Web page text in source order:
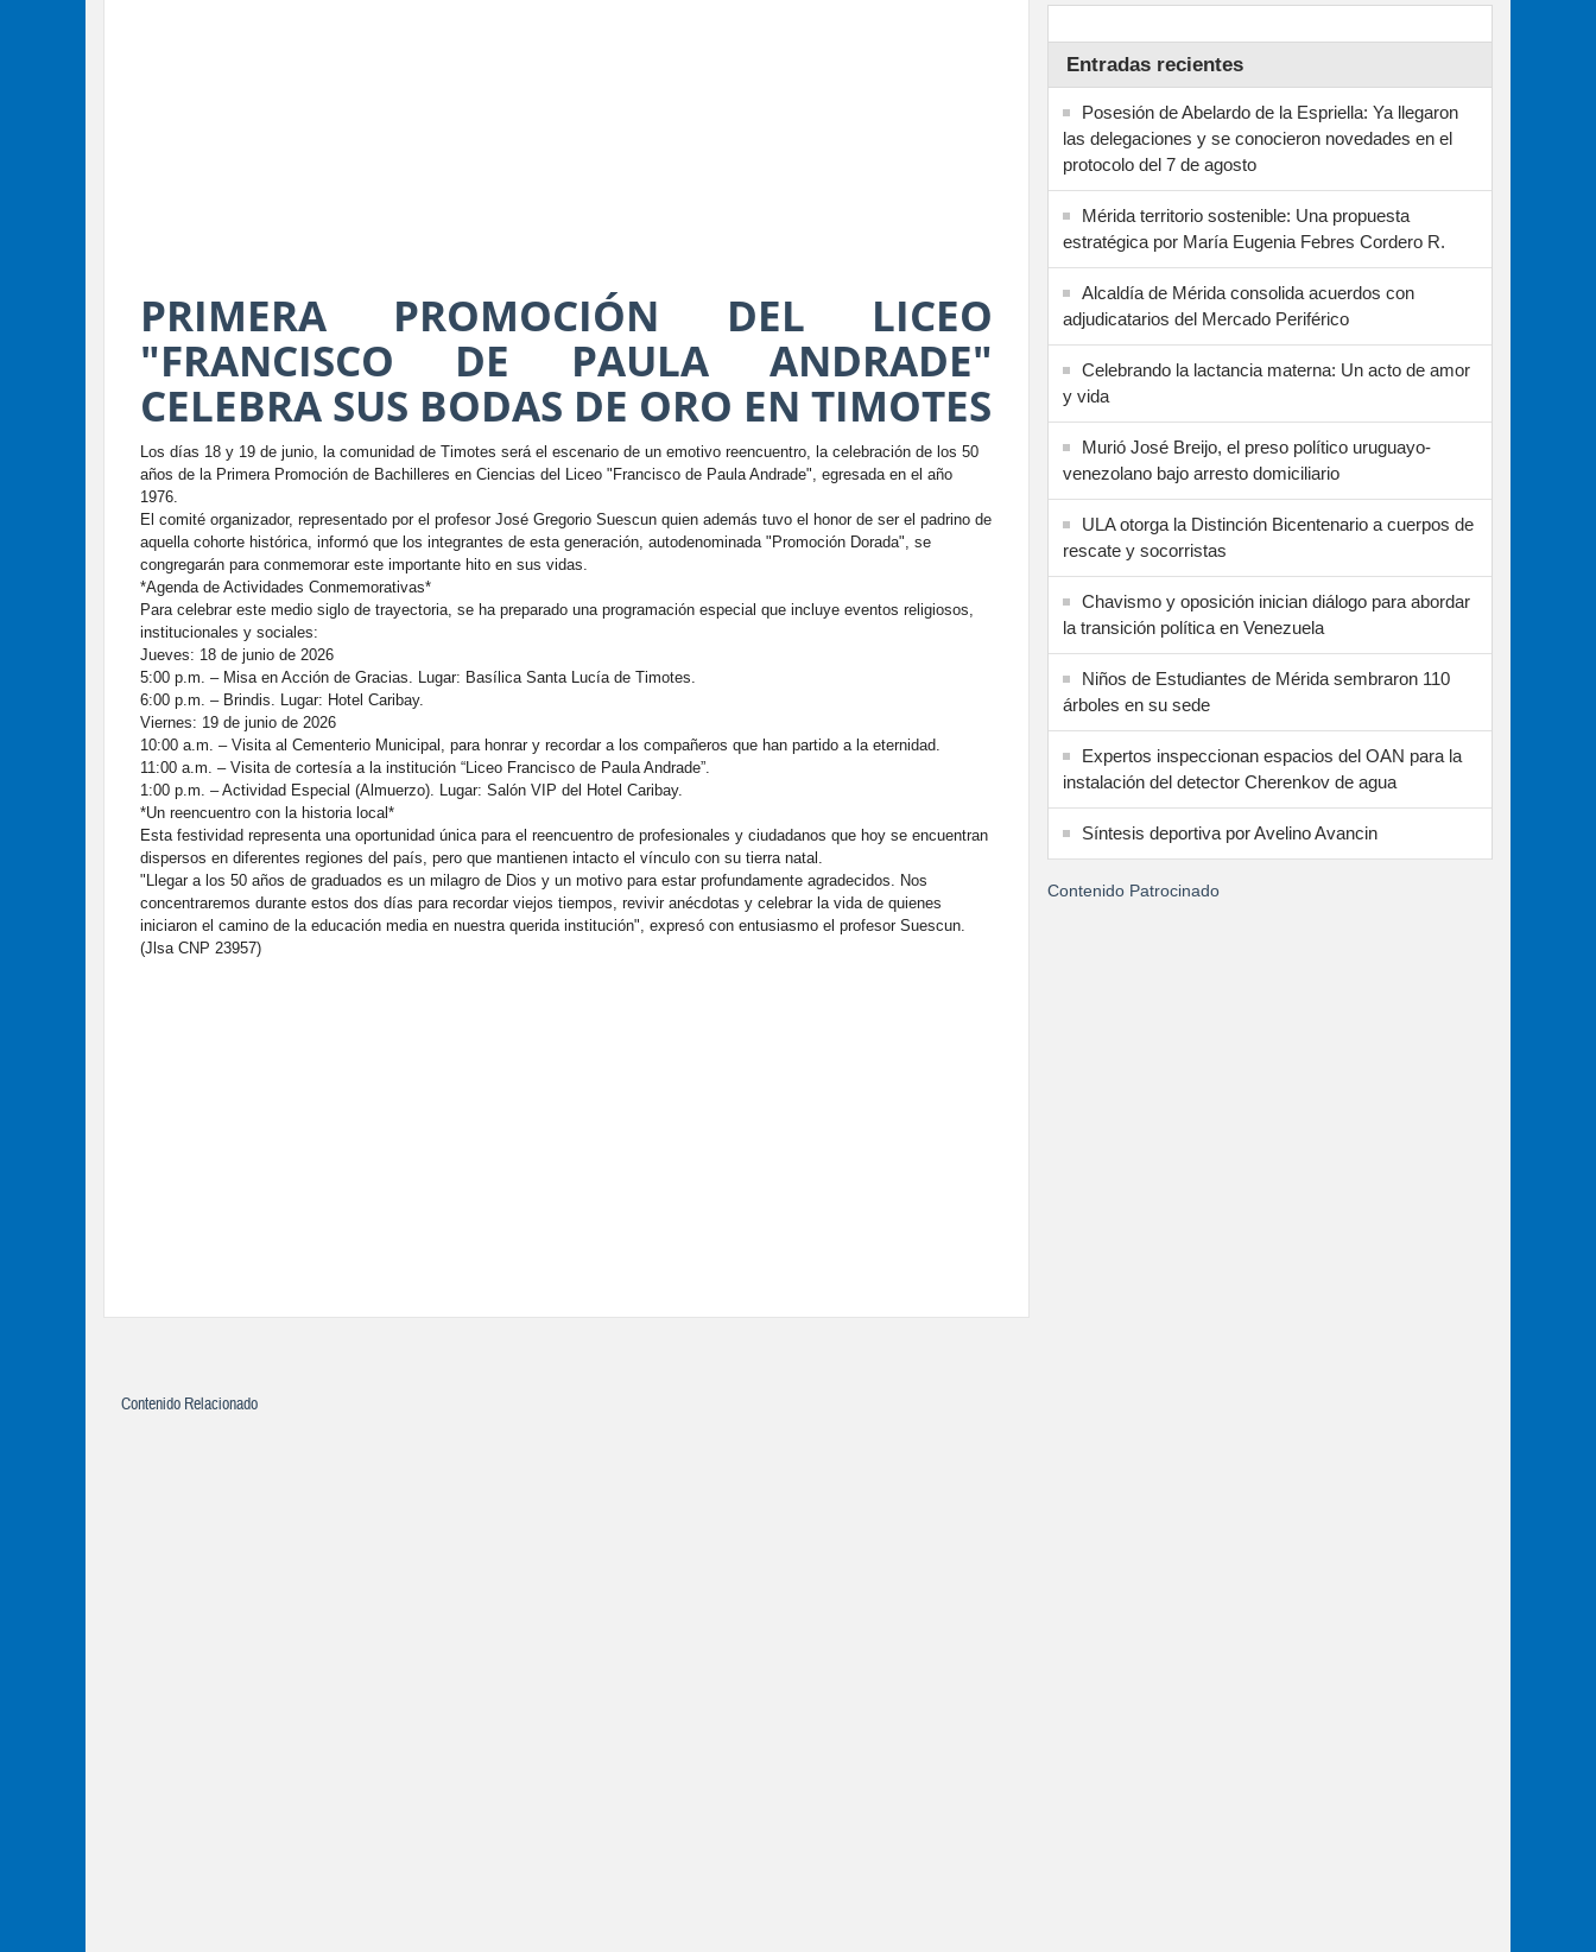
PRIMERA PROMOCIÓN DEL LICEO
"FRANCISCO DE PAULA ANDRADE"
CELEBRA SUS BODAS DE ORO EN TIMOTES
Los días 18 y 19 de junio, la comunidad de Timotes será el escenario de un emotivo reencuentro, la celebración de los 50
años de la Primera Promoción de Bachilleres en Ciencias del Liceo "Francisco de Paula Andrade", egresada en el año
1976.
El comité organizador, representado por el profesor José Gregorio Suescun quien además tuvo el honor de ser el padrino de
aquella cohorte histórica, informó que los integrantes de esta generación, autodenominada "Promoción Dorada", se
congregarán para conmemorar este importante hito en sus vidas.
*Agenda de Actividades Conmemorativas*
Para celebrar este medio siglo de trayectoria, se ha preparado una programación especial que incluye eventos religiosos,
institucionales y sociales:
Jueves: 18 de junio de 2026
5:00 p.m. – Misa en Acción de Gracias. Lugar: Basílica Santa Lucía de Timotes.
6:00 p.m. – Brindis. Lugar: Hotel Caribay.
Viernes: 19 de junio de 2026
10:00 a.m. – Visita al Cementerio Municipal, para honrar y recordar a los compañeros que han partido a la eternidad.
11:00 a.m. – Visita de cortesía a la institución “Liceo Francisco de Paula Andrade”.
1:00 p.m. – Actividad Especial (Almuerzo). Lugar: Salón VIP del Hotel Caribay.
*Un reencuentro con la historia local*
Esta festividad representa una oportunidad única para el reencuentro de profesionales y ciudadanos que hoy se encuentran
dispersos en diferentes regiones del país, pero que mantienen intacto el vínculo con su tierra natal.
"Llegar a los 50 años de graduados es un milagro de Dios y un motivo para estar profundamente agradecidos. Nos
concentraremos durante estos dos días para recordar viejos tiempos, revivir anécdotas y celebrar la vida de quienes
iniciaron el camino de la educación media en nuestra querida institución", expresó con entusiasmo el profesor Suescun.
(Jlsa CNP 23957)
Entradas recientes
Posesión de Abelardo de la Espriella: Ya llegaron
las delegaciones y se conocieron novedades en el
protocolo del 7 de agosto
Mérida territorio sostenible: Una propuesta
estratégica por María Eugenia Febres Cordero R.
Alcaldía de Mérida consolida acuerdos con
adjudicatarios del Mercado Periférico
Celebrando la lactancia materna: Un acto de amor
y vida
Murió José Breijo, el preso político uruguayo-
venezolano bajo arresto domiciliario
ULA otorga la Distinción Bicentenario a cuerpos de
rescate y socorristas
Chavismo y oposición inician diálogo para abordar
la transición política en Venezuela
Niños de Estudiantes de Mérida sembraron 110
árboles en su sede
Expertos inspeccionan espacios del OAN para la
instalación del detector Cherenkov de agua
Síntesis deportiva por Avelino Avancin
Contenido Patrocinado
Contenido Relacionado